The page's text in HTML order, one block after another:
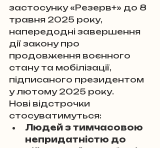
застосунку «Резерв+» до 8
травня 2025 року,
напередодні завершення
дії закону про
продовження воєнного
стану та мобілізації,
підписаного президентом
у лютому 2025 року.
Нові відстрочки
стосуватимуться:
Людей з тимчасовою
непридатністю до